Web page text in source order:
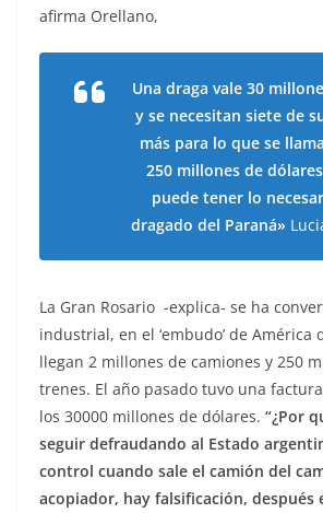
afirma Orellano,
Una draga vale 30
y se necesitan siete de
más para lo que se
250 millones de
puede tener lo
dragado del Paraná»
La Gran Rosario -explica- se ha
industrial, en el ‘embudo’ de América
llegan 2 millones de camiones y 250
trenes. El año pasado tuvo una
los 30000 millones de dólares. “¿Por
seguir defraudando al Estado
control cuando sale el camión del
acopiador, hay falsificación, después